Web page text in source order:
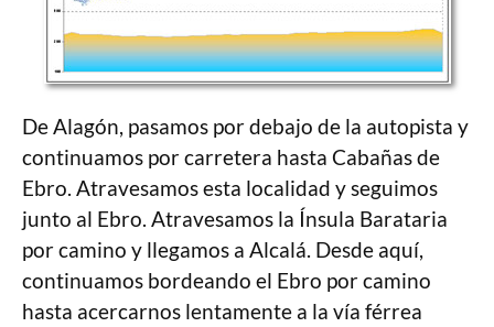
De Alagón, pasamos por debajo de la autopista y
continuamos por carretera hasta Cabañas de
Ebro. Atravesamos esta localidad y seguimos
junto al Ebro. Atravesamos la Ínsula Barataria
por camino y llegamos a Alcalá. Desde aquí,
continuamos bordeando el Ebro por camino
hasta acercarnos lentamente a la vía férrea